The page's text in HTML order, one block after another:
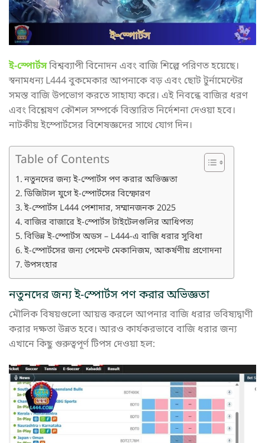
ই-স্পোর্টসবিশ্বব্যাপী বিনোদন এবং বাজি শিল্পে পরিণত হয়েছে।
স্বনামধন্য L444 বুকমেকার আপনাকে বড় এবং ছোট টুর্নামেন্টের
সমস্ত বাজি উপভোগ করতে সাহায্য করে। এই নিবন্ধে বাজির ধরণ
এবং বিশ্লেষণ কৌশল সম্পর্কে বিস্তারিত নির্দেশনা দেওয়া হবে।
নাটকীয় ইস্পোর্টসের বিশেষজ্ঞদের সাথে যোগ দিন।
Table of Contents
নতুনদের জন্য ই-স্পোর্টস পণ করার অভিজ্ঞতা
ডিজিটাল যুগে ই-স্পোর্টসের বিস্ফোরণ
ই-স্পোর্টস L444 পেশাদার, সম্মানজনক 2025
বাজির বাজারে ই-স্পোর্টস টাইটেলগুলির আধিপত্য
বিভিন্ন ই-স্পোর্টস অডস – L444-এ বাজি ধরার সুবিধা
ই-স্পোর্টসের জন্য পেমেন্ট মেকানিজম, আকর্ষণীয় প্রণোদনা
উপসংহার
নতুনদের জন্য ই-স্পোর্টস পণ করার অভিজ্ঞতা
মৌলিক বিষয়গুলো আয়ত্ত করলে আপনার বাজি ধরার ভবিষ্যদ্বাণী
করার দক্ষতা উন্নত হবে। আরও কার্যকরভাবে বাজি ধরার জন্য
এখানে কিছু গুরুত্বপূর্ণ টিপস দেওয়া হল: